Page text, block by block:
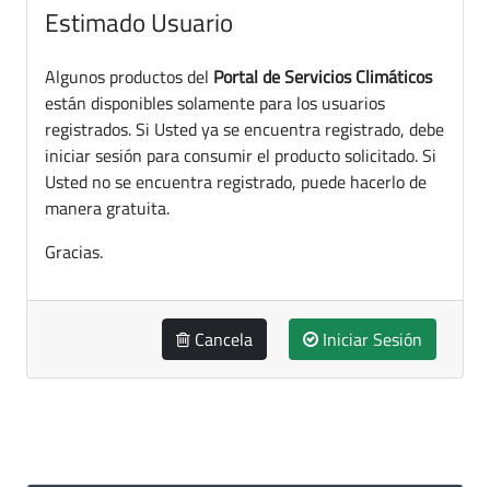
Estimado Usuario
Algunos productos del Portal de Servicios Climáticos
están disponibles solamente para los usuarios
registrados. Si Usted ya se encuentra registrado, debe
iniciar sesión para consumir el producto solicitado. Si
Usted no se encuentra registrado, puede hacerlo de
manera gratuita.
Gracias.
Cancela Iniciar Sesión